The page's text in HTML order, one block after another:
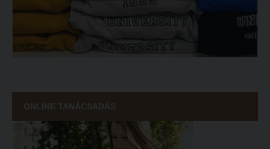
ONLINE TANÁCSADÁS